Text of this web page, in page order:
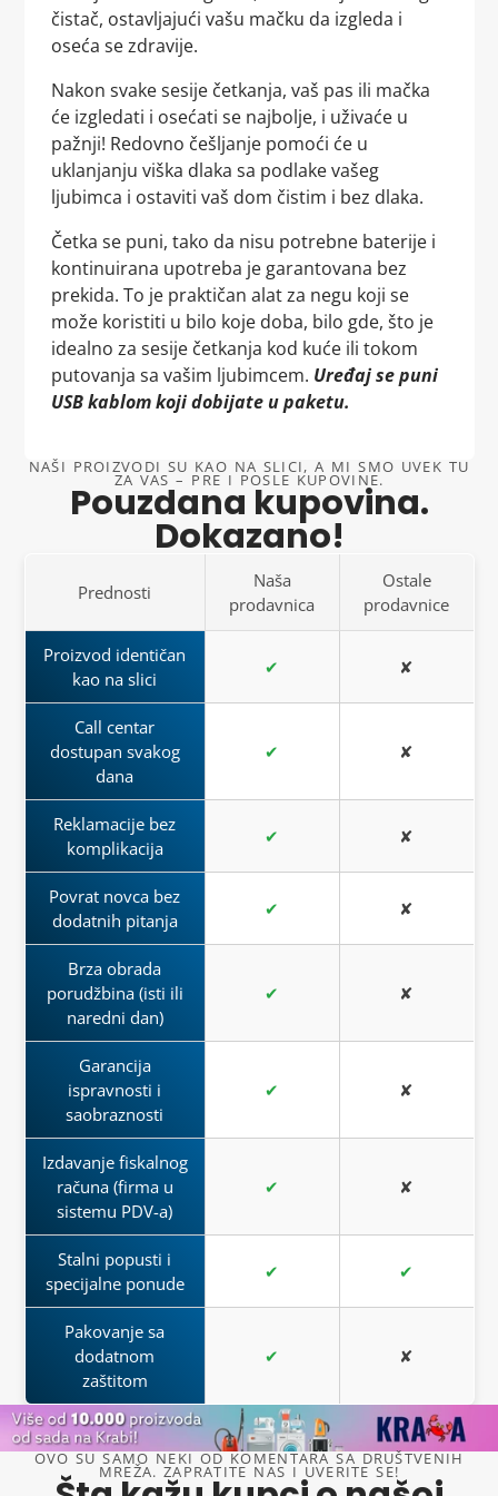
čistač, ostavljajući vašu mačku da izgleda i
oseća se zdravije.
Nakon svake sesije četkanja, vaš pas ili mačka
će izgledati i osećati se najbolje, i uživaće u
pažnji! Redovno češljanje pomoći će u
uklanjanju viška dlaka sa podlake vašeg
ljubimca i ostaviti vaš dom čistim i bez dlaka.
Četka se puni, tako da nisu potrebne baterije i
kontinuirana upotreba je garantovana bez
prekida. To je praktičan alat za negu koji se
može koristiti u bilo koje doba, bilo gde, što je
idealno za sesije četkanja kod kuće ili tokom
putovanja sa vašim ljubimcem. Uređaj se puni
USB kablom koji dobijate u paketu.
NAŠI PROIZVODI SU KAO NA SLICI, A MI SMO UVEK TU
ZA VAS – PRE I POSLE KUPOVINE.
Pouzdana kupovina.
Dokazano!
Prednosti
Naša
prodavnica
Ostale
prodavnice
Proizvod identičan
kao na slici
✔ ✘
Call centar
dostupan svakog
dana
✔ ✘
Reklamacije bez
komplikacija
✔ ✘
Povrat novca bez
dodatnih pitanja
✔ ✘
Brza obrada
porudžbina (isti ili
naredni dan)
✔ ✘
Garancija
ispravnosti i
saobraznosti
✔ ✘
Izdavanje fiskalnog
računa (firma u
sistemu PDV-a)
✔ ✘
Stalni popusti i
specijalne ponude
✔ ✔
Pakovanje sa
dodatnom
zaštitom
✔ ✘
OVO SU SAMO NEKI OD KOMENTARA SA DRUŠTVENIH
MREŽA. ZAPRATITE NAS I UVERITE SE!